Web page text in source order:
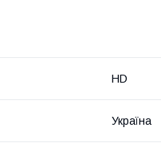
HD
Україна